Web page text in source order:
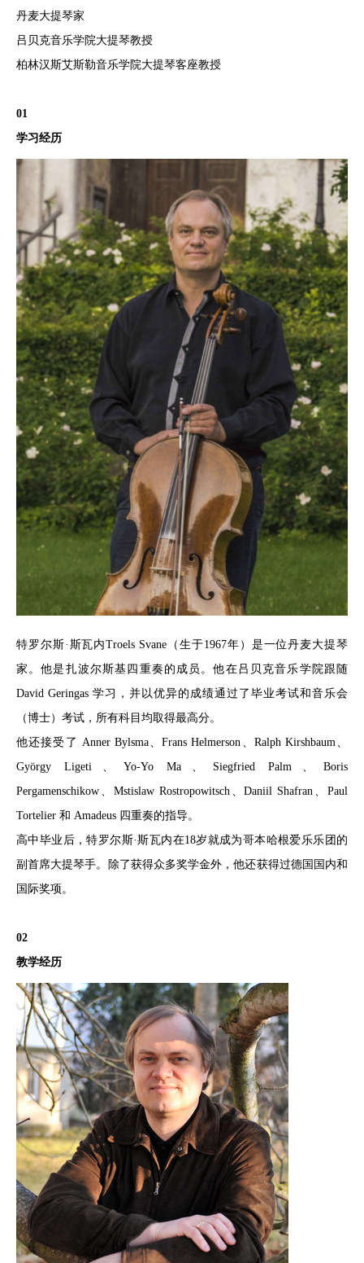
丹麦大提琴家
吕贝克音乐学院大提琴教授
柏林汉斯艾斯勒音乐学院大提琴客座教授
01
学习经历
特罗尔斯·斯瓦内Troels Svane（生于1967年）是一位丹麦大提琴
家。他是扎波尔斯基四重奏的成员。他在吕贝克音乐学院跟随
David Geringas 学习，并以优异的成绩通过了毕业考试和音乐会
（博士）考试，所有科目均取得最高分。
他还接受了 Anner Bylsma、Frans Helmerson、Ralph Kirshbaum、
György Ligeti、Yo-Yo Ma、Siegfried Palm、Boris
Pergamenschikow、Mstislaw Rostropowitsch、Daniil Shafran、Paul
Tortelier 和 Amadeus 四重奏的指导。
高中毕业后，特罗尔斯·斯瓦内在18岁就成为哥本哈根爱乐乐团的
副首席大提琴手。除了获得众多奖学金外，他还获得过德国国内和
国际奖项。
02
教学经历